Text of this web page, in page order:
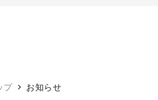
プ お知らせ